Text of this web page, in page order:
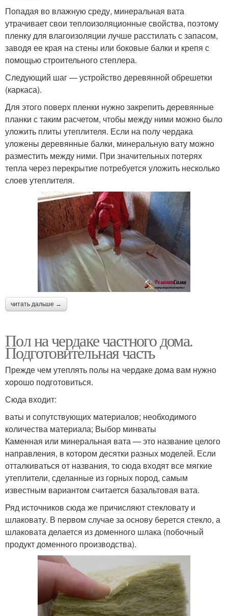
Попадая во влажную среду, минеральная вата
утрачивает свои теплоизоляционные свойства, поэтому
пленку для влагоизоляции лучше расстилать с запасом,
заводя ее края на стены или боковые балки и крепя с
помощью строительного степлера.
Следующий шаг — устройство деревянной обрешетки
(каркаса).
Для этого поверх пленки нужно закрепить деревянные
планки с таким расчетом, чтобы между ними можно было
уложить плиты утеплителя. Если на полу чердака
уложены деревянные балки, минеральную вату можно
разместить между ними. При значительных потерях
тепла через перекрытие потребуется уложить несколько
слоев утеплителя.
читать дальше →
Пол на чердаке частного дома.
Подготовительная часть
Прежде чем утеплять полы на чердаке дома вам нужно
хорошо подготовиться.
Сюда входит:
ваты и сопутствующих материалов; необходимого
количества материала; Выбор минваты
Каменная или минеральная вата — это название целого
направления, в котором десятки разных моделей. Если
отталкиваться от названия, то сюда входят все мягкие
утеплители, сделанные из горных пород, самым
известным вариантом считается базальтовая вата.
Ряд источников сюда же причисляют стекловату и
шлаковату. В первом случае за основу берется стекло, а
шлаковата делается из доменного шлака (побочный
продукт доменного производства).